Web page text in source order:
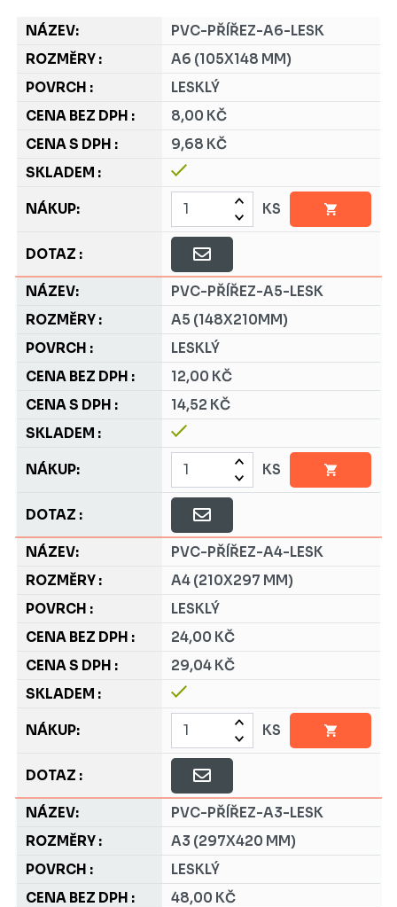
PVC-PŘÍŘEZ-A6-LESK
A6 (105X148 MM)
LESKLÝ
8,00 KČ
9,68 KČ
KS
PVC-PŘÍŘEZ-A5-LESK
A5 (148X210MM)
LESKLÝ
12,00 KČ
14,52 KČ
KS
PVC-PŘÍŘEZ-A4-LESK
A4 (210X297 MM)
LESKLÝ
24,00 KČ
29,04 KČ
KS
PVC-PŘÍŘEZ-A3-LESK
A3 (297X420 MM)
LESKLÝ
48,00 KČ